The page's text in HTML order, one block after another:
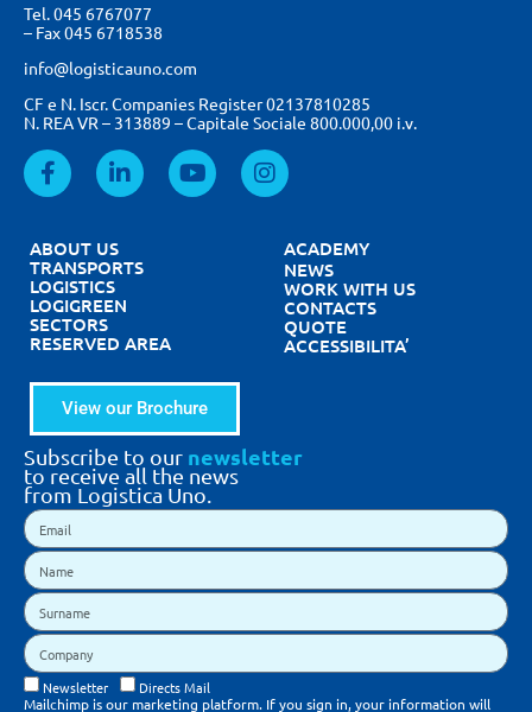
Tel.045 6767077
– Fax045 6718538
info@logisticauno.com
CF e N. Iscr. Companies Register 02137810285
N. REA VR – 313889 – Capitale Sociale 800.000,00 i.v.
ABOUT US
TRANSPORTS
LOGISTICS
LOGIGREEN
SECTORS
RESERVED AREA
View our Brochure
ACADEMY
NEWS
WORK WITH US
CONTACTS
QUOTE
ACCESSIBILITA’
Subscribe to our newsletter
to receive all the news
from Logistica Uno.
Newsletter
Directs Mail
Mailchimp is our marketing platform. If you sign in, your information will